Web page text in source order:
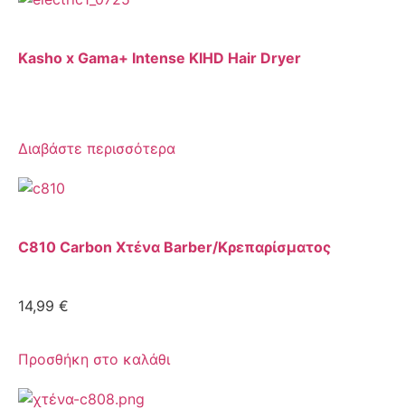
Kasho x Gama+ Intense KIHD Hair Dryer
Διαβάστε περισσότερα
C810 Carbon Χτένα Barber/Κρεπαρίσματος
14,99 €
Προσθήκη στο καλάθι